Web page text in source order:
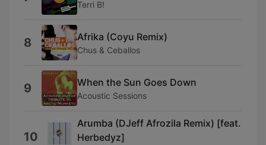
Terri B!
8 Afrika (Coyu Remix)
Chus & Ceballos
9 When the Sun Goes Down
Acoustic Sessions
10
Arumba (DJeff Afrozila Remix) [feat.
Herbedyz]